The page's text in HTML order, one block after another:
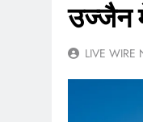
उज्जैन
LIVE WIRE